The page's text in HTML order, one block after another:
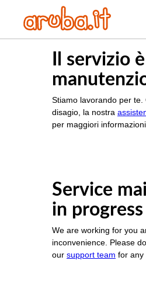
Il servizio
Stiamo lavorando per te.
disagio, la nostra
per maggiori informazioni
Service
in progress
We are working for you
inconvenience. Please
our support team for any